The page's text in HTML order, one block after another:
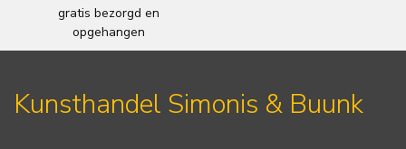
gratis bezorgd en
opgehangen
Kunsthandel Simonis & Buunk